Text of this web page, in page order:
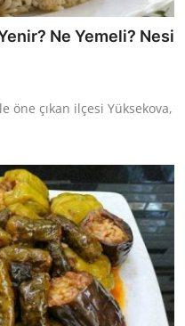
Ne Yemeli? Nesi
öne çıkan ilçesi Yüksekova,